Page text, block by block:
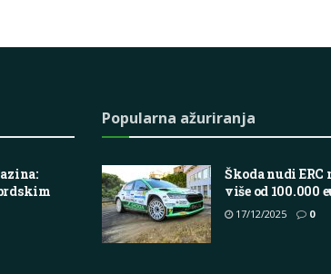
Popularna ažuriranja
Škoda nudi
više od 100.000
17/12/2025 0